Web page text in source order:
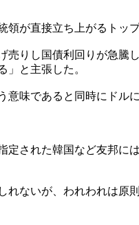
が直接立ち上がるトッ
りし国債利回りが急
」と主張した。
味であると同時にドル
された韓国など友邦
ないが、われわれは